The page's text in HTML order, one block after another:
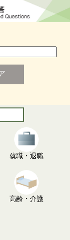
就職・退職
高齢・介護